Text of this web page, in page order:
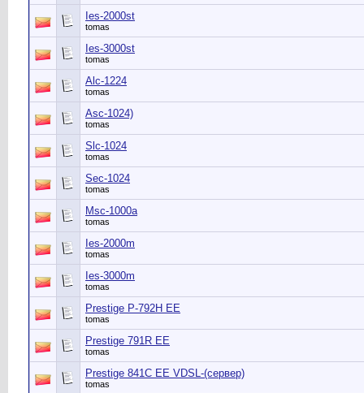
Ies-2000st
tomas
Ies-3000st
tomas
Alc-1224
tomas
Asc-1024)
tomas
Slc-1024
tomas
Sec-1024
tomas
Msc-1000a
tomas
Ies-2000m
tomas
Ies-3000m
tomas
Prestige P-792H EE
tomas
Prestige 791R EE
tomas
Prestige 841C EE VDSL-(сервер)
tomas